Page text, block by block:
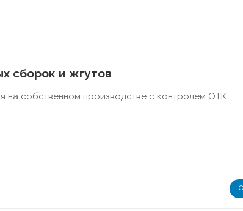
сборок и жгутов
на собственном производстве с контролем ОТК.